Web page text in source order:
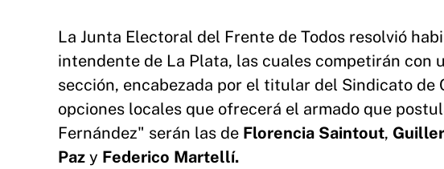
La Junta Electoral del Frente de Todos resolvió
intendente de La Plata, las cuales competirán con
sección, encabezada por el titular del Sindicato de
opciones locales que ofrecerá el armado que
Fernández" serán las de Florencia Saintout,
Paz y Federico Martellí.